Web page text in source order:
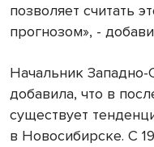
позволяет считать
прогнозом», -
Начальник
добавила, что в
существует
в Новосибирске. С